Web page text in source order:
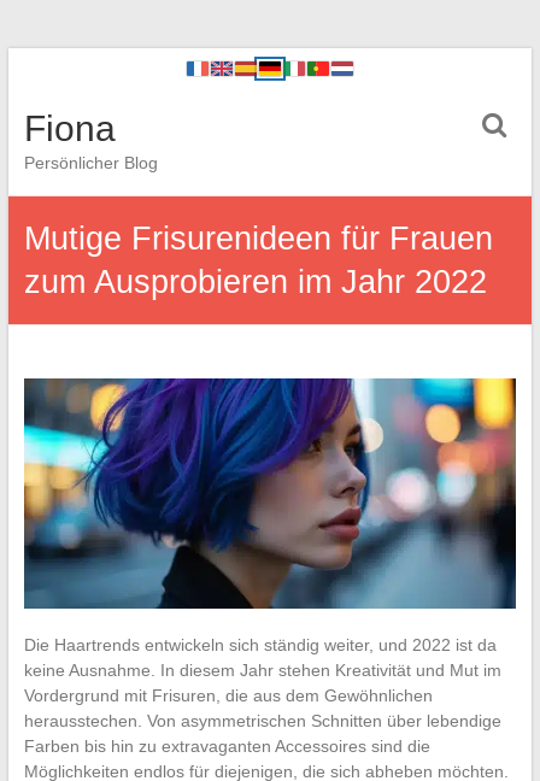
Fiona
Persönlicher Blog
Mutige Frisurenideen für Frauen
zum Ausprobieren im Jahr 2022
Die Haartrends entwickeln sich ständig weiter, und 2022 ist da
keine Ausnahme. In diesem Jahr stehen Kreativität und Mut im
Vordergrund mit Frisuren, die aus dem Gewöhnlichen
herausstechen. Von asymmetrischen Schnitten über lebendige
Farben bis hin zu extravaganten Accessoires sind die
Möglichkeiten endlos für diejenigen, die sich abheben möchten.